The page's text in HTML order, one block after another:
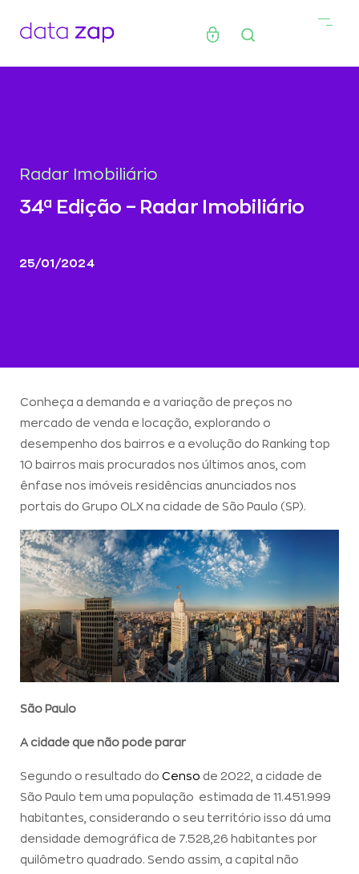
Radar Imobiliário
34ª Edição – Radar Imobiliário
25/01/2024
Conheça a demanda e a variação de preços no
mercado de venda e locação, explorando o
desempenho dos bairros e a evolução do Ranking top
10 bairros mais procurados nos últimos anos, com
ênfase nos imóveis residências anunciados nos
portais do Grupo OLX na cidade de São Paulo (SP).
São Paulo
A cidade que não pode parar
Segundo o resultado do Censo de 2022, a cidade de
São Paulo tem uma população estimada de 11.451.999
habitantes, considerando o seu território isso dá uma
densidade demográfica de 7.528,26 habitantes por
quilômetro quadrado. Sendo assim, a capital não